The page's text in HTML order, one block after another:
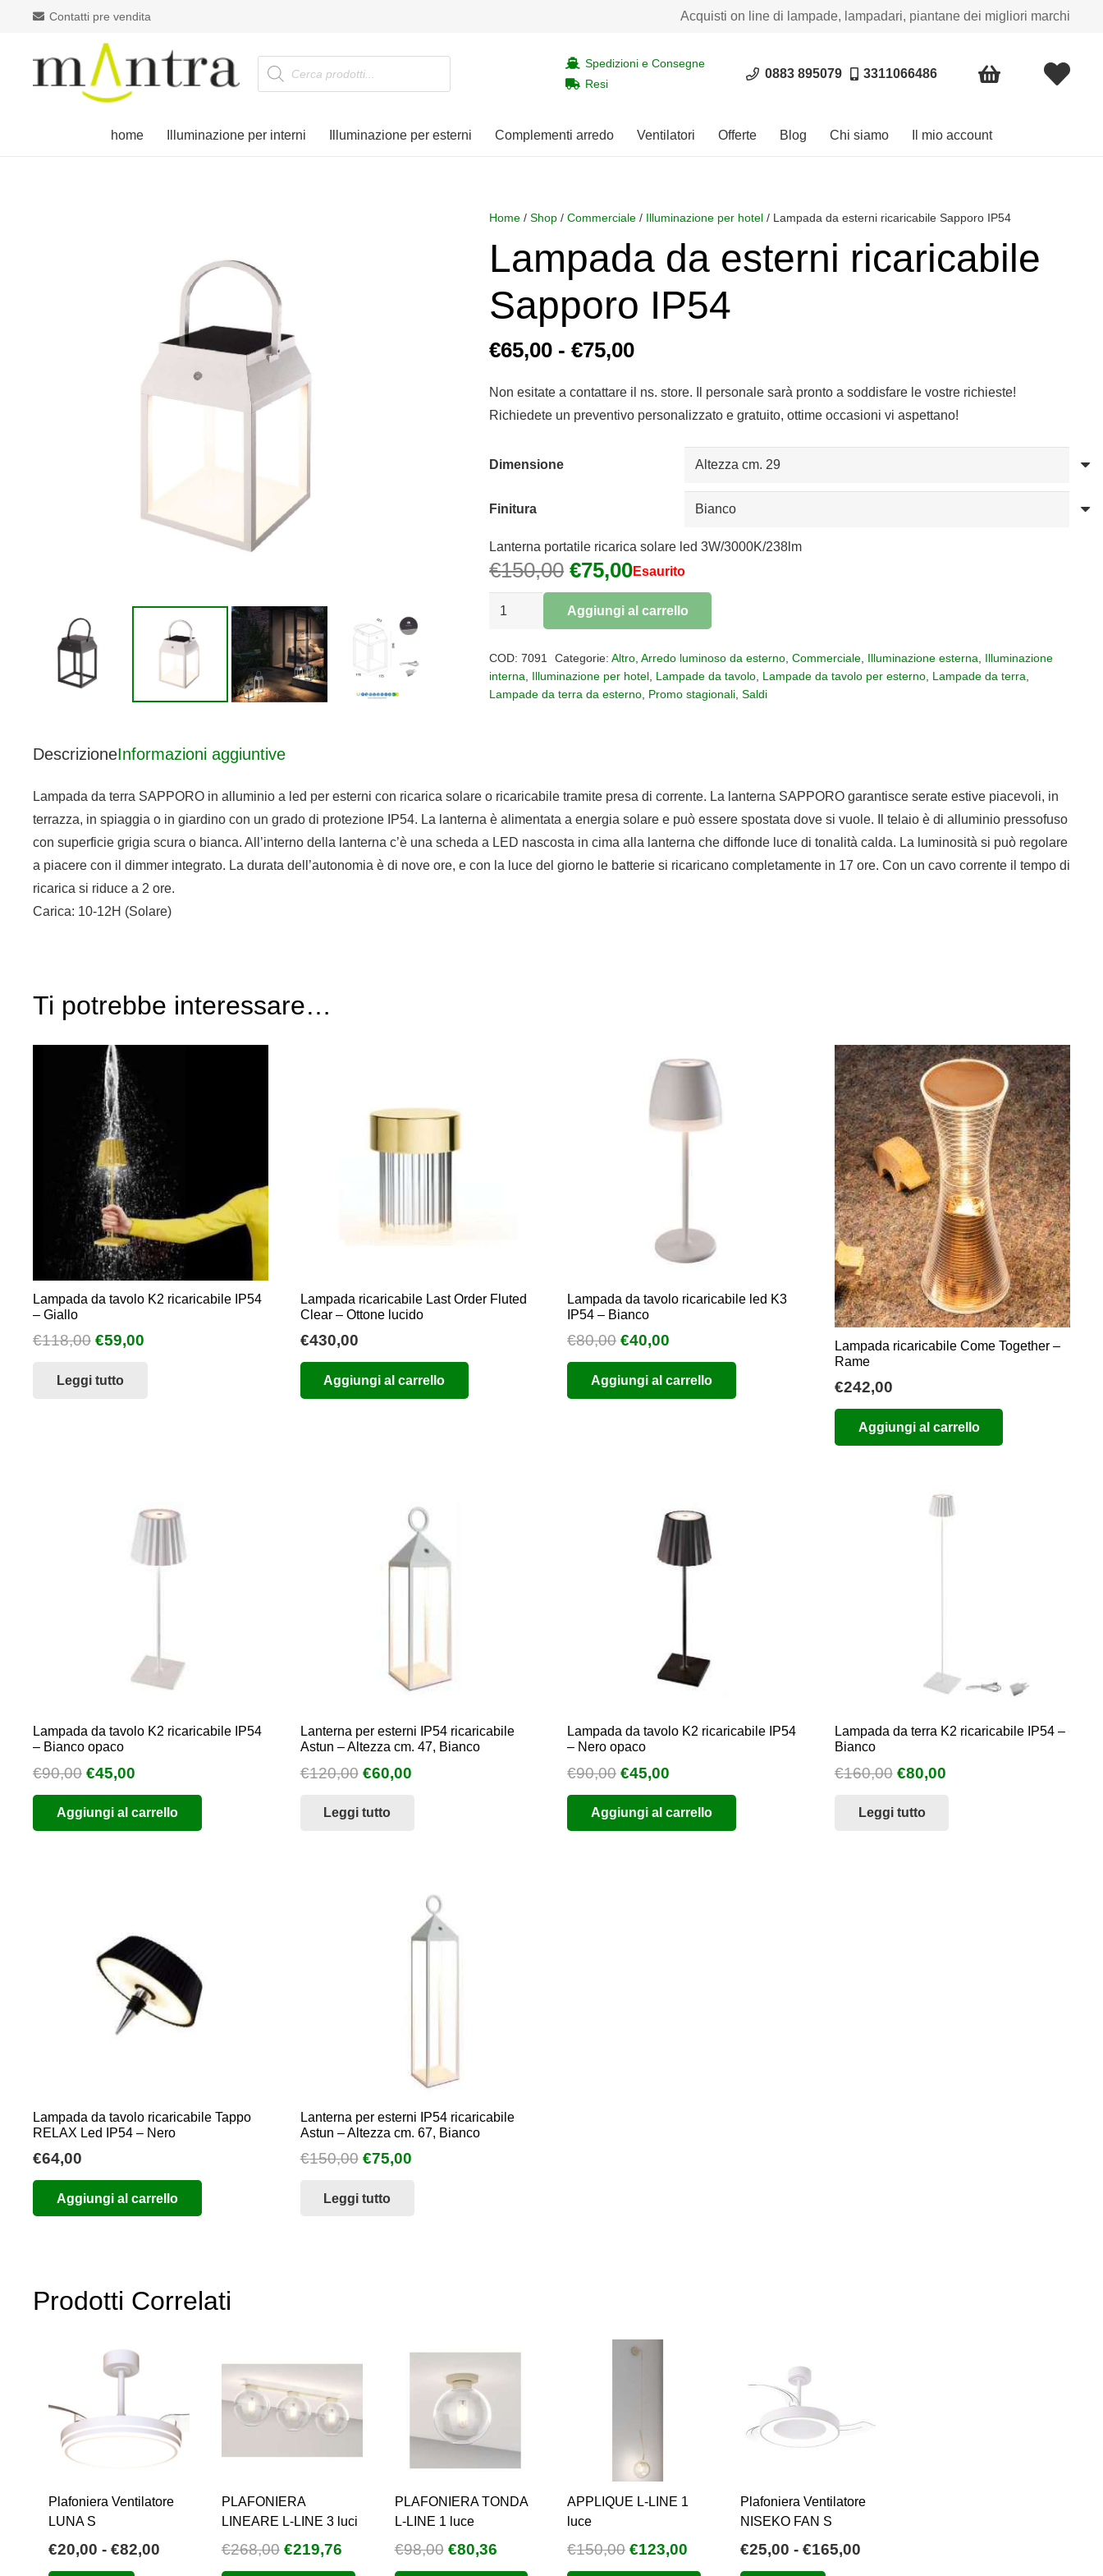
Contatti pre vendita Acquisti on line di lampade, lampadari, piantane dei migliori marchi
Products
search
Spedizioni e Consegne
Resi
0883 895079 3311066486
home Illuminazione per interni Illuminazione per esterni Complementi arredo Ventilatori Offerte Blog Chi siamo Il mio account
Home /Shop /Commerciale / Illuminazione per hotel / Lampada da esterni ricaricabile Sapporo IP54
Lampada da esterni ricaricabile
Sapporo IP54
€65,00 - €75,00Fascia
prezzo:
da
€75,00
Non esitate a contattare il ns. store. Il personale sarà pronto a soddisfare le vostre richieste!
Richiedete un preventivo personalizzato e gratuito, ottime occasioni vi aspettano!
Dimensione
Finitura
Lanterna portatile ricarica solare led 3W/3000K/238lm
€150,00 Il
prezzo
originale
€150,00.
€75,00Il
prezzo
attuale
€75,00.
Esaurito
Lampada
ricaricabile
Sapporo
Aggiungi al carrello
COD:7091 Categorie: Altro, Arredo luminoso da esterno, Commerciale, Illuminazione esterna
Illuminazione
interna
Illuminazione per hotel Lampade da tavolo Lampade da tavolo per esterno Lampade da terra
Lampade da terra da esterno Promo stagionali ,Saldi
DescrizioneInformazioni aggiuntive
Lampada da terra SAPPORO in alluminio a led per esterni con ricarica solare o ricaricabile tramite presa di corrente. La lanterna SAPPORO garantisce serate estive piacevoli, in
terrazza, in spiaggia o in giardino con un grado di protezione IP54. La lanterna è alimentata a energia solare e può essere spostata dove si vuole. Il telaio è di alluminio pressofuso
con superficie grigia scura o bianca. All’interno della lanterna c’è una scheda a LED nascosta in cima alla lanterna che diffonde luce di tonalità calda. La luminosità si può regolare
a piacere con il dimmer integrato. La durata dell’autonomia è di nove ore, e con la luce del giorno le batterie si ricaricano completamente in 17 ore. Con un cavo corrente il tempo di
ricarica si riduce a 2 ore.
Carica: 10-12H (Solare)
Ti potrebbe interessare…
Lampada da tavolo K2 ricaricabile IP54
– Giallo
€118,00 Il
originale
€59,00
Leggi tutto
Lampada ricaricabile Last Order Fluted
Clear – Ottone lucido
€430,00
Aggiungi al carrello
Lampada da tavolo ricaricabile led K3
IP54 – Bianco
€80,00 Il
prezzo
originale
era:
€40,00
prezzo
attuale
è:
Aggiungi al carrello
Lampada ricaricabile Come Together –
Rame
€242,00
Aggiungi al carrello
Lampada da tavolo K2 ricaricabile IP54
– Bianco opaco
€90,00 Il
prezzo
originale
era:
€45,00
prezzo
attuale
è:
Aggiungi al carrello
Lanterna per esterni IP54 ricaricabile
Astun – Altezza cm. 47, Bianco
€120,00 Il
originale
€60,00Il
Leggi tutto
Lampada da tavolo K2 ricaricabile IP54
– Nero opaco
€90,00 Il
prezzo
originale
era:
€45,00
prezzo
attuale
è:
Aggiungi al carrello
Lampada da terra K2 ricaricabile IP54 –
Bianco
€160,00 Il
originale
€80,00Il
Leggi tutto
Lampada da tavolo ricaricabile Tappo
RELAX Led IP54 – Nero
€64,00
Aggiungi al carrello
Lanterna per esterni IP54 ricaricabile
Astun – Altezza cm. 67, Bianco
€150,00 Il
originale
€75,00Il
Leggi tutto
Prodotti Correlati
Plafoniera Ventilatore
LUNA S
€20,00 - €82,00
PLAFONIERA
LINEARE L-LINE 3 luci
€268,00 Il
prezzo
€219,76Il
prezzo
PLAFONIERA TONDA
L-LINE 1 luce
€98,00 Il
prezzo
€80,36Il
prezzo
APPLIQUE L-LINE 1
luce
€150,00 Il
prezzo
€123,00
prezzo
Plafoniera Ventilatore
NISEKO FAN S
€25,00 - €165,00Fascia